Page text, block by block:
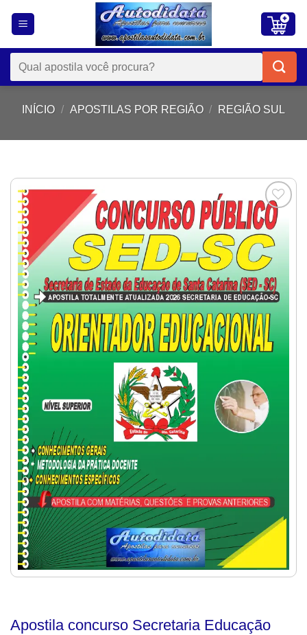
Pesquisar
por:
INÍCIO / APOSTILAS POR REGIÃO / REGIÃO SUL
Add to
wishlist
Apostila concurso Secretaria Educação